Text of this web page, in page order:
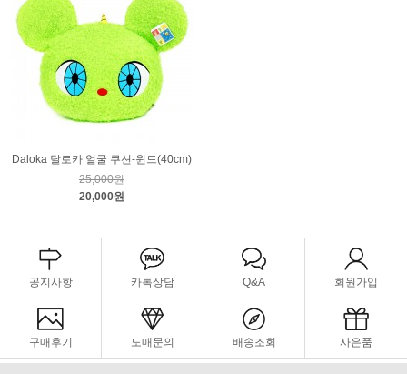
Daloka 달로카 얼굴 쿠션-윈드(40cm)
25,000원
20,000원
공지사항 카톡상담 Q&A 회원가입
구매후기 도매문의 배송조회 사은품